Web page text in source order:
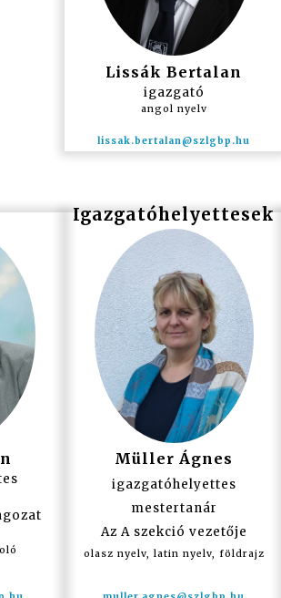
Lissák Bertalan
igazgató
angol nyelv
Igazgatóhelyettesek
Müller Ágnes
igazgatóhelyettes
mestertanár
Az A szekció vezetője
olasz nyelv, latin nyelv, földrajz